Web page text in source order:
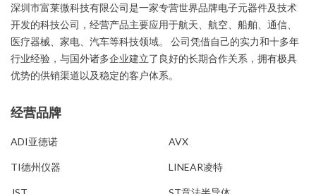
深圳市富莱微科技有限公司是一家专营世界品牌电子元器件及技术
开发的科技公司，经营产品主要应用于航天、航空、船舶、通信、
医疗器械、家电、汽车等科技领域。 公司凭借自己的实力和十多年
行业经验，与国外诸多企业建立了良好的长期合作关系，拥有极具
优势的供销渠道以及稳定的客户体系。
经营品牌
ADI亚德诺
TI德州仪器
AVX
LINEAR凌特